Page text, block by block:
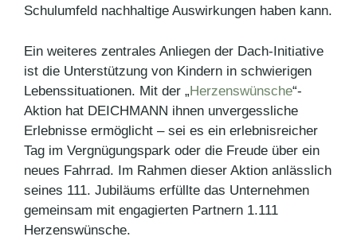
Schulumfeld nachhaltige Auswirkungen haben kann.
Ein weiteres zentrales Anliegen der Dach-Initiative
ist die Unterstützung von Kindern in schwierigen
Lebenssituationen. Mit der „Herzenswünsche“-
Aktion hat DEICHMANN ihnen unvergessliche
Erlebnisse ermöglicht – sei es ein erlebnisreicher
Tag im Vergnügungspark oder die Freude über ein
neues Fahrrad. Im Rahmen dieser Aktion anlässlich
seines 111. Jubiläums erfüllte das Unternehmen
gemeinsam mit engagierten Partnern 1.111
Herzenswünsche.